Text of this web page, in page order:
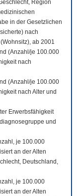
Region
in der Gesetzlichen
nach
ab 2001
(Anzahl/je 100.000
nach
(Anzahl/je 100.000
nach Alter und
Erwerbsfähigkeit
und
je 100.000
an der Alten
Deutschland,
je 100.000
an der Alten